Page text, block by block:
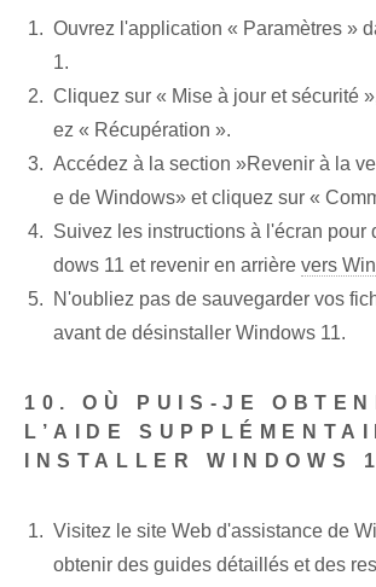
Ouvrez l'application « Paramètres »
1.
Cliquez sur « Mise à jour et sécurité
ez « Récupération ».
Accédez à la section ⁣»Revenir à la
e⁤ de Windows»⁤ et ⁢cliquez sur «
Suivez les instructions à l'écran pour
dows⁣ 11 et revenir en arrière vers
N'oubliez pas de sauvegarder vos
avant de désinstaller Windows 11.
10. OÙ PUIS-JE
L’AIDE
INSTALLER WINDOWS
Visitez le site Web d'assistance de
obtenir des guides détaillés et des